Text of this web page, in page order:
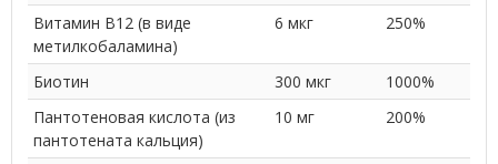
Витамин В12 (в виде
метилкобаламина)
6 мкг 250%
Биотин 300 мкг
1000%
Пантотеновая кислота (из
пантотената кальция)
10 мг 200%